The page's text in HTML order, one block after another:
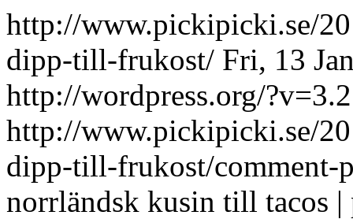
http://www.pickipicki.se/
dipp-till-frukost/ Fri, 13
http://wordpress.org/
http://www.pickipicki.se/
dipp-till-frukost/comment-
norrländsk kusin till tacos